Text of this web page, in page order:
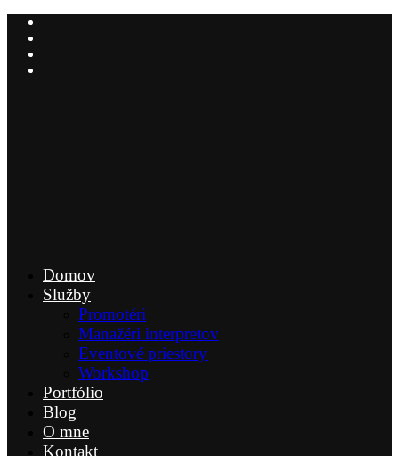
Domov
Služby
Promotéri
Manažéri interpretov
Eventové priestory
Workshop
Portfólio
Blog
O mne
Kontakt